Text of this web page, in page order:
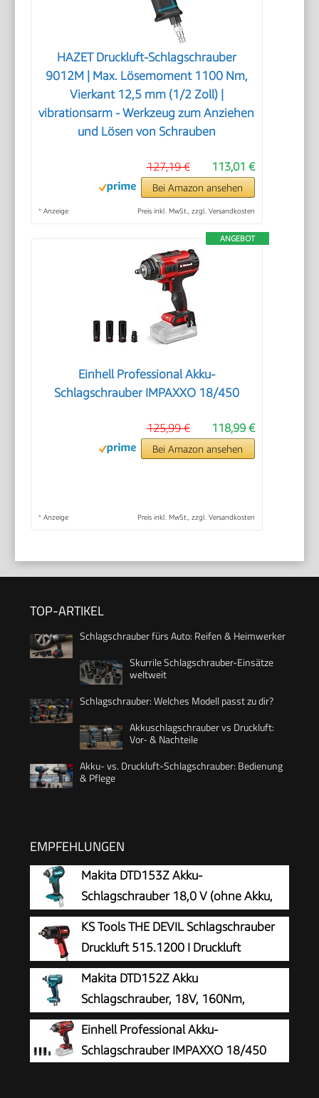
HAZET Druckluft-Schlagschrauber
9012M | Max. Lösemoment 1100 Nm,
Vierkant 12,5 mm (1/2 Zoll) |
vibrationsarm - Werkzeug zum Anziehen
und Lösen von Schrauben
113,01 €
127,19 €
Bei Amazon ansehen
* Anzeige Preis inkl. MwSt., zzgl. Versandkosten
ANGEBOT
Einhell Professional Akku-
Schlagschrauber IMPAXXO 18/450
118,99 €
125,99 €
Bei Amazon ansehen
* Anzeige Preis inkl. MwSt., zzgl. Versandkosten
TOP-ARTIKEL
Schlagschrauber fürs Auto: Reifen & Heimwerker
Skurrile Schlagschrauber-Einsätze
weltweit
Schlagschrauber: Welches Modell passt zu dir?
Akkuschlagschrauber vs Druckluft:
Vor- & Nachteile
Akku- vs. Druckluft-Schlagschrauber: Bedienung
& Pflege
EMPFEHLUNGEN
Makita DTD153Z Akku-
Schlagschrauber 18,0 V (ohne Akku,
ohne Ladegerät)
KS Tools THE DEVIL Schlagschrauber
Druckluft 515.1200 I Druckluft
Schlagschrauber mit praktischem
Umschalthebel L/R I Hochleistungs-Doppel-
Hammer-Schlagwerk
Makita DTD152Z Akku
Schlagschrauber, 18V, 160Nm,
Batteriebetrieben, Standard, Blau
Einhell Professional Akku-
Schlagschrauber IMPAXXO 18/450